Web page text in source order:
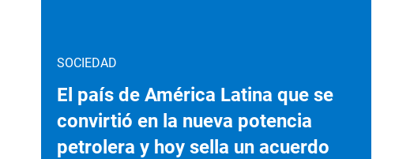
SOCIEDAD
El país de América Latina que se
convirtió en la nueva potencia
petrolera y hoy sella un acuerdo